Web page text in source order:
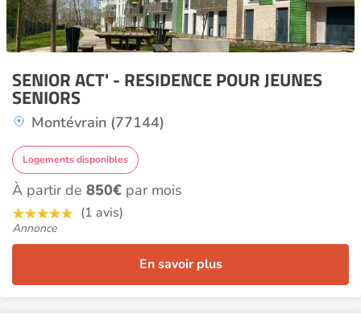
SENIOR ACT' - RESIDENCE POUR JEUNES
SENIORS
Montévrain (77144)
Logements disponibles
À partir de 850€ par mois
(1 avis)
Annonce
En savoir plus